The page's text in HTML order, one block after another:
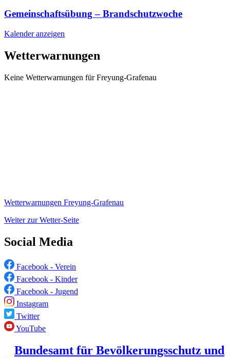
Gemeinschaftsübung – Brandschutzwoche
Kalender anzeigen
Wetterwarnungen
Keine Wetterwarnungen für Freyung-Grafenau
Wetterwarnungen Freyung-Grafenau
Weiter zur Wetter-Seite
Social Media
Facebook - Verein
Facebook - Kinder
Facebook - Jugend
Instagram
Twitter
YouTube
Bundesamt für Bevölkerungsschutz und